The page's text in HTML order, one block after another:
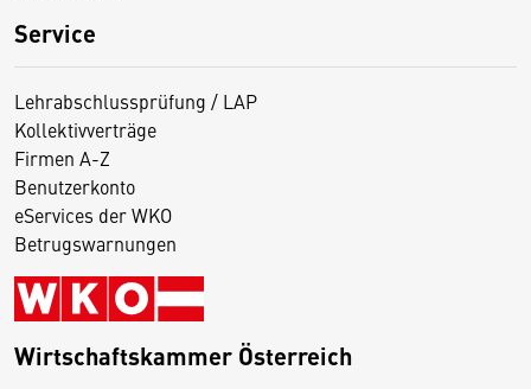
Service
Lehrabschlussprüfung / LAP
Kollektivverträge
Firmen A-Z
Benutzerkonto
eServices der WKO
Betrugswarnungen
Wirtschaftskammer Österreich